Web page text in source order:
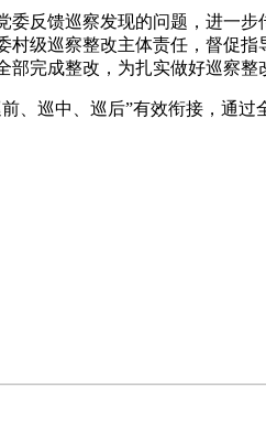
反馈巡察发现的问题，进一
级巡察整改主体责任，督促
完成整改，为扎实做好巡察整
、巡中、巡后”有效衔接，通